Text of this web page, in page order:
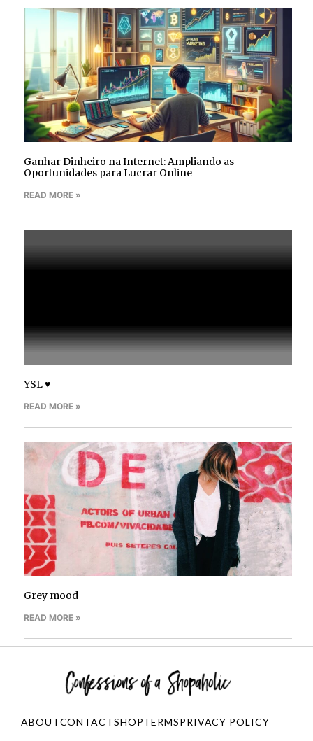
Ganhar Dinheiro na Internet: Ampliando as
Oportunidades para Lucrar Online
READ MORE »
YSL ♥
READ MORE »
Grey mood
READ MORE »
ABOUTCONTACTSHOPTERMSPRIVACY POLICY